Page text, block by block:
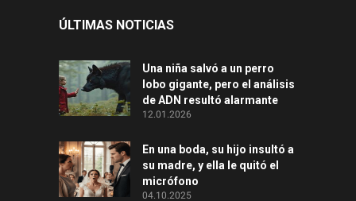
ÚLTIMAS NOTICIAS
Una niña salvó a un perro
lobo gigante, pero el análisis
de ADN resultó alarmante
12.01.2026
En una boda, su hijo insultó a
su madre, y ella le quitó el
micrófono
04.10.2025